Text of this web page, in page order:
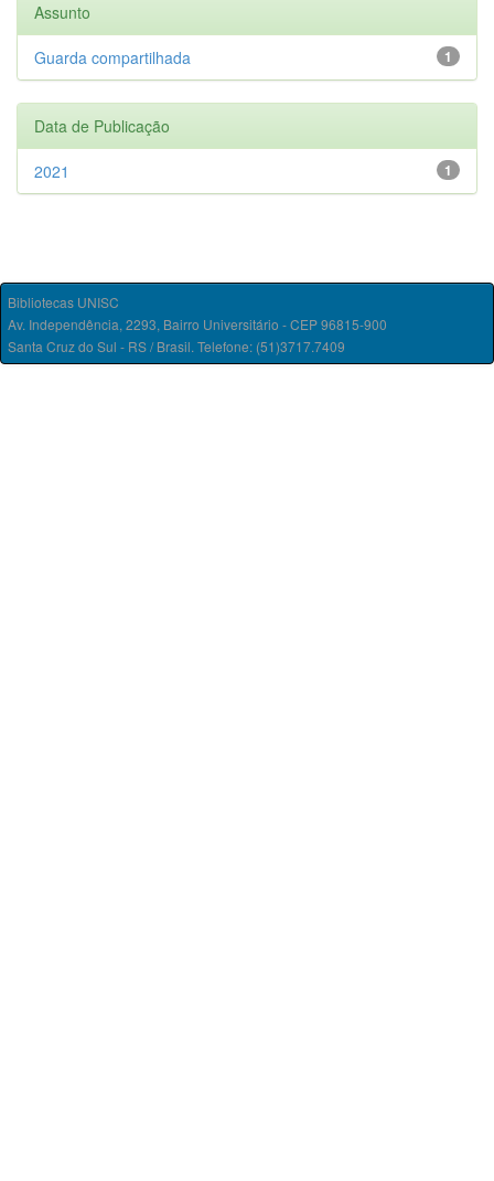
Assunto
1
Guarda compartilhada
Data de Publicação
1
2021
Bibliotecas UNISC
Av. Independência, 2293, Bairro Universitário - CEP 96815-900
Santa Cruz do Sul - RS / Brasil. Telefone: (51)3717.7409